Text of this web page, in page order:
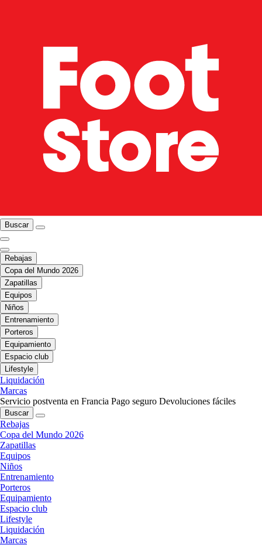
Buscar
Rebajas
Copa del Mundo 2026
Zapatillas
Equipos
Niños
Entrenamiento
Porteros
Equipamiento
Espacio club
Lifestyle
Liquidación
Marcas
Servicio postventa en Francia Pago seguro Devoluciones fáciles
Buscar
Rebajas
Copa del Mundo 2026
Zapatillas
Equipos
Niños
Entrenamiento
Porteros
Equipamiento
Espacio club
Lifestyle
Liquidación
Marcas